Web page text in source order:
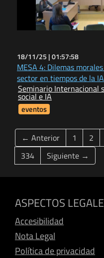
18/11/25 |01:57:58
MESA 4: Dilemas
sector en tiempos de la IA
Seminario Internacional
social e IA
eventos
← Anterior 1 2
334
Siguiente →
ASPECTOS
Accesibilidad
Nota Legal
Política de privacidad